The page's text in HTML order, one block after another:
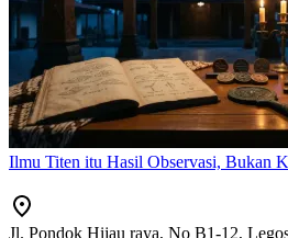
Ilmu Titen itu Hasil Observasi, Bukan
Jl. Pondok Hijau raya, No B1-12,